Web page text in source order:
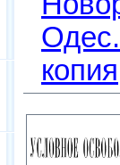
копия